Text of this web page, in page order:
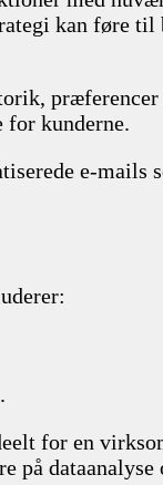
kan føre til
præferencer
for kunderne.
e-mails
for en
på